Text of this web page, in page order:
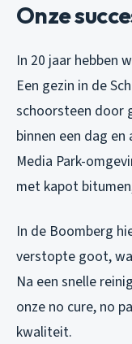
Onze
In 20 jaar hebben
Een gezin in de
schoorsteen door
binnen een dag
Media Park-
met kapot
In de Boomberg
verstopte goot,
Na een snelle
onze no cure, no
kwaliteit.